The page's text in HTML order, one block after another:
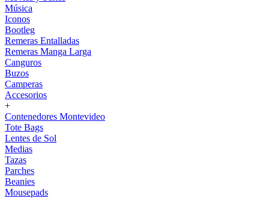
Música
Iconos
Bootleg
Remeras Entalladas
Remeras Manga Larga
Canguros
Buzos
Camperas
Accesorios
+
Contenedores Montevideo
Tote Bags
Lentes de Sol
Medias
Tazas
Parches
Beanies
Mousepads